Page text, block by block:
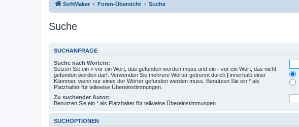
SoftMaker Foren-Übersicht Suche
Suche
SUCHANFRAGE
Suche nach Wörtern:
Setzen Sie ein + vor ein Wort, das gefunden werden muss und ein - vor ein Wort, das nicht
gefunden werden darf. Verwenden Sie mehrere Wörter getrennt durch | innerhalb einer
Klammer, wenn nur eines der Wörter gefunden werden muss. Benutzen Sie ein * als
Platzhalter für teilweise Übereinstimmungen.
Zu suchender Autor:
Benutzen Sie ein * als Platzhalter für teilweise Übereinstimmungen.
SUCHOPTIONEN